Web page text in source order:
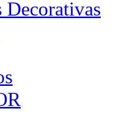
Decorativas